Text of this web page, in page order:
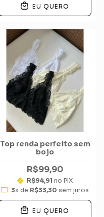
EU QUERO
Top renda perfeito sem
bojo
R$99,90
R$94,91 no PIX
3x de R$33,30 sem juros
EU QUERO